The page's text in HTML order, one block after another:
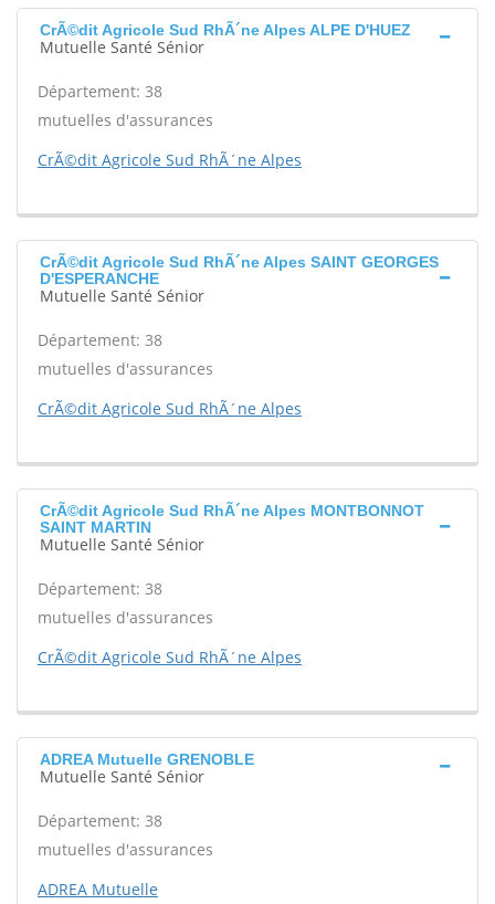
CrÃ©dit Agricole Sud RhÃ´ne Alpes ALPE D'HUEZ
Mutuelle Santé Sénior
Département: 38
mutuelles d'assurances
CrÃ©dit Agricole Sud RhÃ´ne Alpes
CrÃ©dit Agricole Sud RhÃ´ne Alpes SAINT GEORGES
D'ESPERANCHE
Mutuelle Santé Sénior
Département: 38
mutuelles d'assurances
CrÃ©dit Agricole Sud RhÃ´ne Alpes
CrÃ©dit Agricole Sud RhÃ´ne Alpes MONTBONNOT
SAINT MARTIN
Mutuelle Santé Sénior
Département: 38
mutuelles d'assurances
CrÃ©dit Agricole Sud RhÃ´ne Alpes
ADREA Mutuelle GRENOBLE
Mutuelle Santé Sénior
Département: 38
mutuelles d'assurances
ADREA Mutuelle